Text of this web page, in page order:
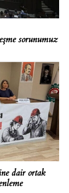
sorunumuz
dair ortak